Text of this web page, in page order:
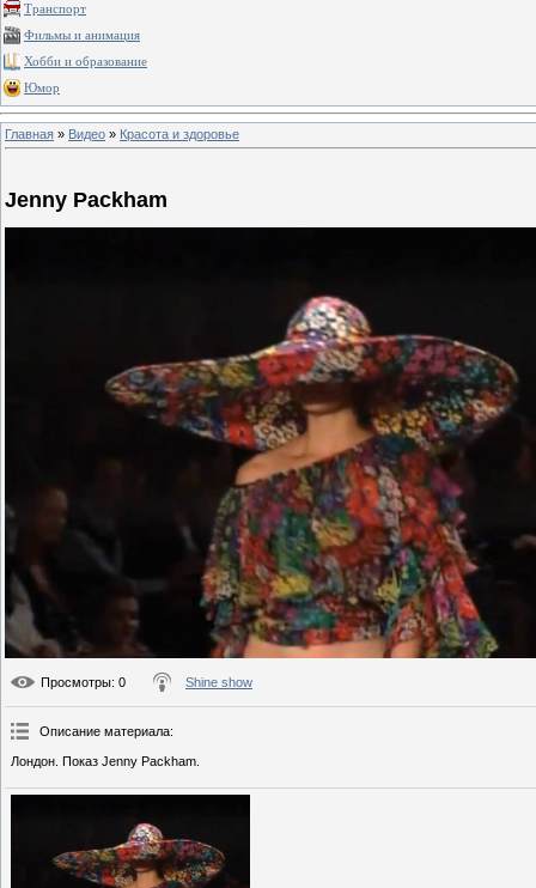
Транспорт
Фильмы и анимация
Хобби и образование
Юмор
Главная » Видео » Красота и здоровье
Jenny Packham
Просмотры: 0 Shine show
Описание материала:
Лондон. Показ Jenny Packham.